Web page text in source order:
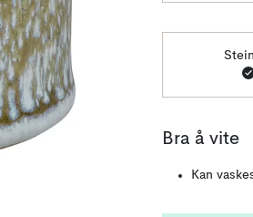
Bra å vite
Kan